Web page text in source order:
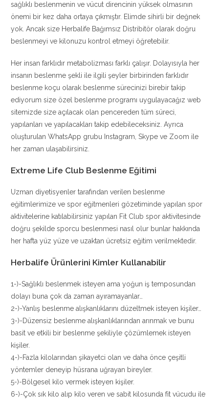
sağlıklı beslenmenin ve vücut direncinin yüksek olmasının
önemi bir kez daha ortaya çıkmıştır. Elimde sihirli bir değnek
yok. Ancak size Herbalife Bağımsız Distribitör olarak doğru
beslenmeyi ve kilonuzu kontrol etmeyi öğretebilir.
Her insan farklıdır metabolizması farklı çalışır. Dolayısıyla her
insanın beslenme şekli ile ilgili şeyler birbirinden farklıdır
beslenme koçu olarak beslenme sürecinizi birebir takip
ediyorum size özel beslenme programı uygulayacağız web
sitemizde size açılacak olan pencereden tüm süreci,
yapılanları ve yapılacakları takip edebileceksiniz. Ayrıca
oluşturulan WhatsApp grubu Instagram, Skype ve Zoom ile
her zaman ulaşabilirsiniz.
Extreme Life Club Beslenme Eğitimi
Uzman diyetisyenler tarafından verilen beslenme
eğitimlerimize ve spor eğitmenleri gözetiminde yapılan spor
aktivitelerine katılabilirsiniz yapılan Fit Club spor aktivitesinde
doğru şekilde sporcu beslenmesi nasıl olur bunlar hakkında
her hafta yüz yüze ve uzaktan ücretsiz eğitim verilmektedir.
Herbalife Ürünlerini Kimler Kullanabilir
1-)-Sağlıklı beslenmek isteyen ama yoğun iş temposundan
dolayı buna çok da zaman ayıramayanlar…
2-)-Yanlış beslenme alışkanlıklarını düzeltmek isteyen kişiler…
3-)-Düzensiz beslenme alışkanlıklarından arınmak ve bunu
basit ve etkili bir beslenme şekiliyle çözümlemek isteyen
kişiler.
4-)-Fazla kilolarından şikayetci olan ve daha önce çeşitli
yöntemler deneyip hüsrana uğrayan bireyler.
5-)-Bölgesel kilo vermek isteyen kişiler.
6-)-Çok sık kilo alıp kilo veren ve sabit kilosunda fit vücudu ile